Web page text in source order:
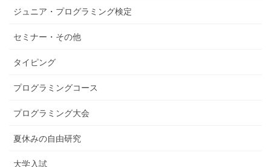
ジュニア・プログラミング検定
セミナー・その他
タイピング
プログラミングコース
プログラミング大会
夏休みの自由研究
大学入試